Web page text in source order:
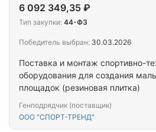
Поставка и монтаж спортивно-
оборудования для создания
площадок (резиновая плитка)
Генподрядчик (поставщик)
ООО "СПОРТ-ТРЕНД"
6 092 349,35 ₽
Тип закупки: 44-ФЗ
Победитель выбран: 30.03.2026